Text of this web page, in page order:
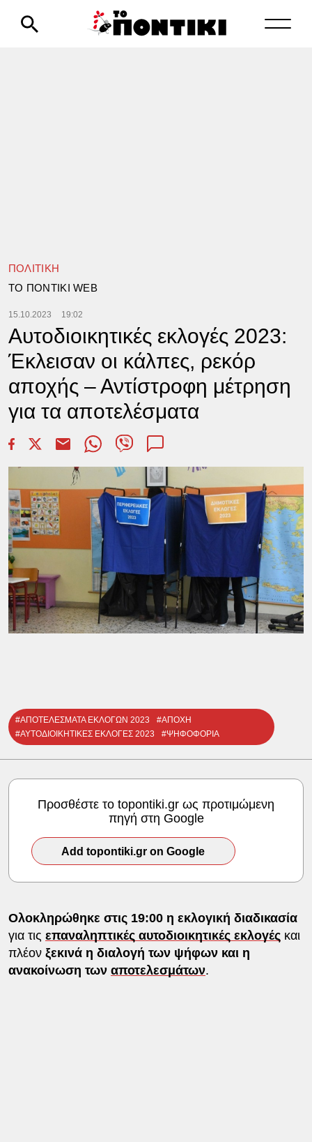
ΠΟΛΙΤΙΚΗ
TΟ ΠΟΝΤΙΚΙ WEB
15.10.2023 19:02
Αυτοδιοικητικές εκλογές 2023:
Έκλεισαν οι κάλπες, ρεκόρ
αποχής – Αντίστροφη μέτρηση
για τα αποτελέσματα
#ΑΠΟΤΕΛΕΣΜΑΤΑ ΕΚΛΟΓΩΝ 2023
#ΑΠΟΧΗ
#ΑΥΤΟΔΙΟΙΚΗΤΙΚΕΣ ΕΚΛΟΓΕΣ 2023
#ΨΗΦΟΦΟΡΙΑ
Προσθέστε το topontiki.gr ως προτιμώμενη
πηγή στη Google
Add topontiki.gr on Google
Ολοκληρώθηκε στις 19:00 η εκλογική διαδικασία
για τις επαναληπτικές αυτοδιοικητικές εκλογέςκαι
πλέον ξεκινά η διαλογή των ψήφων και η
ανακοίνωση των αποτελεσμάτων.